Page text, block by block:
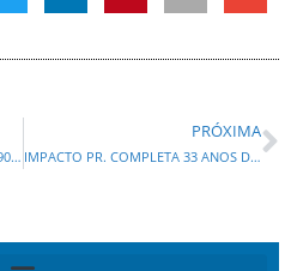
NA ASSEMBLEIA LEGISLATIVA, OS 90 ANOS DO IBGE SERÁ COMEMORADO COM SESSÃO SOLENE NA TERÇA-FEIRA (26)
PRÓXIMA
IMPACTO PR. COMPLETA 33 ANOS DE EXISTÊNCIA!